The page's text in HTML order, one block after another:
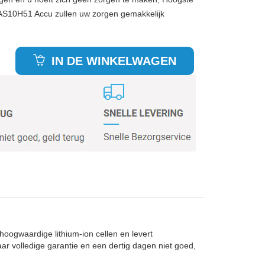
Accu zullen uw zorgen gemakkelijk
IN DE WINKELWAGEN
lithium-ion cellen en levert
volledige garantie en een dertig dagen niet goed,